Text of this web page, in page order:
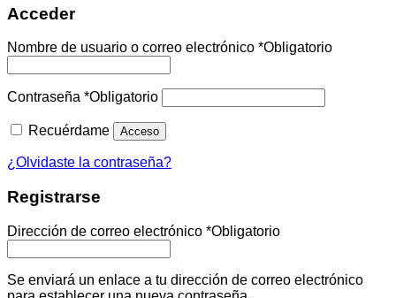
Acceder
Nombre de usuario o correo electrónico *Obligatorio
Contraseña *Obligatorio
Recuérdame Acceso
¿Olvidaste la contraseña?
Registrarse
Dirección de correo electrónico *Obligatorio
Se enviará un enlace a tu dirección de correo electrónico